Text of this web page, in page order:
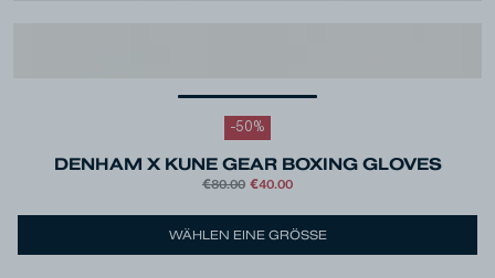
-50%
DENHAM X KUNE GEAR BOXING GLOVES
€80.00 €40.00
Farbe White
WÄHLEN EINE GRÖSSE